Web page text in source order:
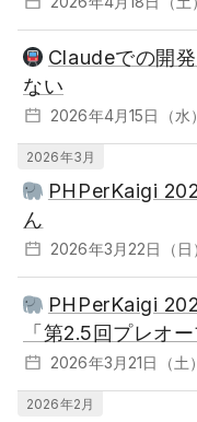
Claudeでの開
ない
2026年4月15日（水）
2026年3月
PHPerKaigi
ん
2026年3月22日（日
PHPerKaigi
「第2.5回プレオー
2026年3月21日（土）
2026年2月